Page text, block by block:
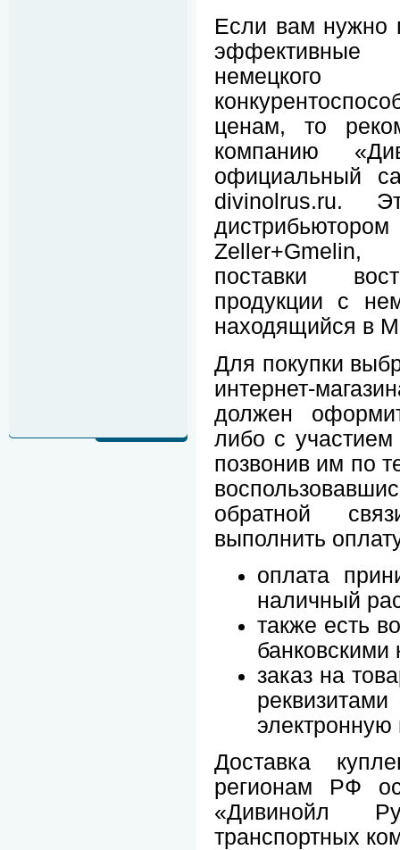
Если вам нужно
эффективные
ценам, то
компанию
официальный
divinolrus.ru.
дистрибьютором
поставки
продукции с
находящийся в
Для покупки
интернет-
должен
либо с участием
позвонив им по
обратной
выполнить
оплата
наличный
также есть
банковскими
заказ на
электронную
Доставка
регионам РФ
«Дивинойл
транспортных